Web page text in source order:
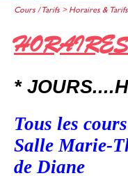
Cours / Tarifs > Horaires & Tarifs
*
Tous les
Salle Marie-
de Diane